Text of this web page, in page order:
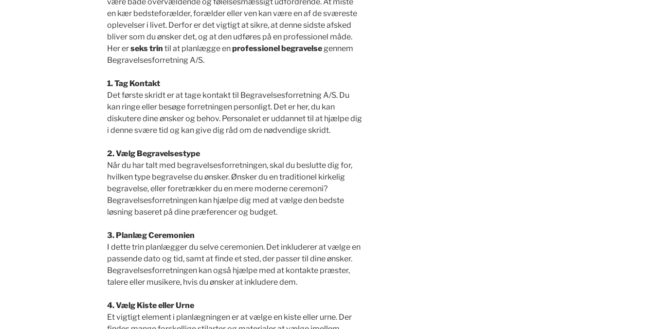
k
en kær bedsteforælder, forælder eller ven kan være en af de sværeste
oplevelser i livet. Derfor er det vigtigt at sikre, at denne sidste afsked
bliver som du ønsker det, og at den udføres på en professionel måde.
Her erseks trin til at planlægge enprofessionel begravelse gennem
Begravelsesforretning A/S.
1. Tag Kontakt
Det første skridt er at tage kontakt til Begravelsesforretning A/S. Du
kan ringe eller besøge forretningen personligt. Det er her, du kan
diskutere dine ønsker og behov. Personalet er uddannet til at hjælpe dig
i denne svære tid og kan give dig råd om de nødvendige skridt.
2. Vælg Begravelsestype
Når du har talt med begravelsesforretningen, skal du beslutte dig for,
hvilken type begravelse du ønsker. Ønsker du en traditionel kirkelig
begravelse, eller foretrækker du en mere moderne ceremoni?
Begravelsesforretningen kan hjælpe dig med at vælge den bedste
løsning baseret på dine præferencer og budget.
3. Planlæg Ceremonien
I dette trin planlægger du selve ceremonien. Det inkluderer at vælge en
passende dato og tid, samt at finde et sted, der passer til dine ønsker.
Begravelsesforretningen kan også hjælpe med at kontakte præster,
talere eller musikere, hvis du ønsker at inkludere dem.
4. Vælg Kiste eller Urne
Et vigtigt element i planlægningen er at vælge en kiste eller urne. Der